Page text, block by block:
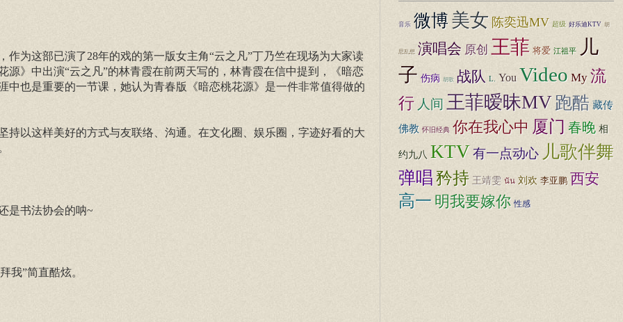
为这部已演了28年的戏的第一版女主角“云之凡”丁乃竺在现场为大家读
》中出演“云之凡”的林青霞在前两天写的，林青霞在信中提到，《暗恋
也是重要的一节课，她认为青春版《暗恋桃花源》是一件非常值得做的
以这样美好的方式与友联络、沟通。在文化圈、娱乐圈，字迹好看的大
是书法协会的呐~
我”简直酷炫。
音乐 微博美女 陈奕迅MV 超级 好乐迪KTV 胡
思乱想 演唱会 原创 王菲 将爱 江祖平
儿
子 伤病 胡歌 战队 L. You Video My 流
行 人间 王菲暧昧MV 跑酷 藏传
佛教 怀旧经典 你在我心中 厦门 春晚 相
约九八 KTV有一点动心 儿歌伴舞
弹唱矜持 王靖雯 นัน 刘欢 李亚鹏 西安
高一 明我要嫁你 性感